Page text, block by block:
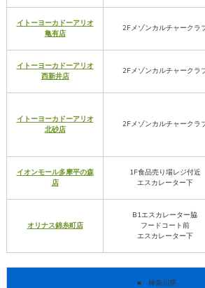
イトーヨーカドーアリオ
亀有店
2Fメゾンカルチャークラ
イトーヨーカドーアリオ
西新井店
2Fメゾンカルチャークラ
イトーヨーカドーアリオ
北砂店
2Fメゾンカルチャークラ
イオンモール多摩平の森
店
1F食品売り場レジ付近
エスカレーター下
オリナス錦糸町店
B1エスカレーター脇
フードコート前
エスカレーター下
■ 神奈川県